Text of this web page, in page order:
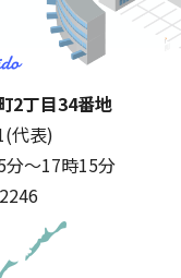
2丁目34番地
代表)
分～17時15分